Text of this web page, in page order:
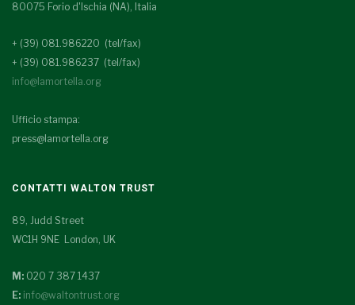
80075 Forio d'Ischia (NA), Italia
+ (39) 081.986220 (tel/fax)
+ (39) 081.986237 (tel/fax)
info@lamortella.org
Ufficio stampa:
press@lamortella.org
CONTATTI WALTON TRUST
89, Judd Street
WC1H 9NE London, UK
M: 020 7 387 1437
E: info@waltontrust.org